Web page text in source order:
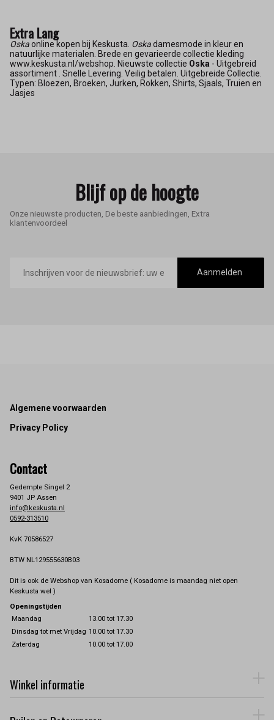
Extra Lang
Oskaonline kopen bij Keskusta. Oskadamesmode in kleur en
natuurlijke materialen. Brede en gevarieerde collectie kleding
www.keskusta.nl/webshop. Nieuwste collectie Oska - Uitgebreid
assortiment . Snelle Levering. Veilig betalen. Uitgebreide Collectie.
Typen: Bloezen, Broeken, Jurken, Rokken, Shirts, Sjaals, Truien en
Jasjes
Blijf op de hoogte
Onze nieuwste producten, De beste aanbiedingen, Extra
klantenvoordeel
mailadres
Aanmelden
Footer
Algemene voorwaarden
Privacy Policy
Contact
Gedempte Singel 2
9401 JP Assen
info@keskusta.nl
0592-313510
KvK 70586527
BTW NL129555630B03
Dit is ook de Webshop van Kosadome ( Kosadome is maandag niet open
Keskusta wel )
Openingstijden
Maandag
13.00 tot 17.30
Dinsdag tot met Vrijdag 10.00 tot 17.30
Zaterdag
10.00 tot 17.00
Winkel informatie